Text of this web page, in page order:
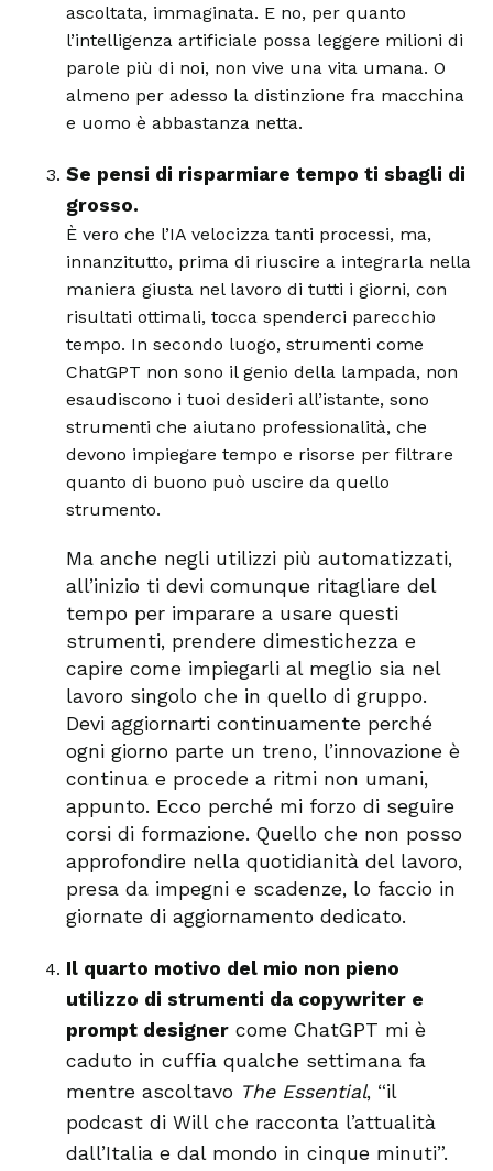
ascoltata, immaginata. E no, per quanto
l’intelligenza artificiale possa leggere milioni di
parole più di noi, non vive una vita umana. O
almeno per adesso la distinzione fra macchina
e uomo è abbastanza netta.
Se pensi di risparmiare tempo ti sbagli di
grosso.
È vero che l’IA velocizza tanti processi, ma,
innanzitutto, prima di riuscire a integrarla nella
maniera giusta nel lavoro di tutti i giorni, con
risultati ottimali, tocca spenderci parecchio
tempo. In secondo luogo, strumenti come
ChatGPT non sono il genio della lampada, non
esaudiscono i tuoi desideri all’istante, sono
strumenti che aiutano professionalità, che
devono impiegare tempo e risorse per filtrare
quanto di buono può uscire da quello
strumento.
Ma anche negli utilizzi più automatizzati,
all’inizio ti devi comunque ritagliare del
tempo per imparare a usare questi
strumenti, prendere dimestichezza e
capire come impiegarli al meglio sia nel
lavoro singolo che in quello di gruppo.
Devi aggiornarti continuamente perché
ogni giorno parte un treno, l’innovazione è
continua e procede a ritmi non umani,
appunto. Ecco perché mi forzo di seguire
corsi di formazione. Quello che non posso
approfondire nella quotidianità del lavoro,
presa da impegni e scadenze, lo faccio in
giornate di aggiornamento dedicato.
Il quarto motivo del mio non pieno
utilizzo di strumenti da copywriter e
prompt designer come ChatGPT mi è
caduto in cuffia qualche settimana fa
mentre ascoltavo The Essential, “il
podcast di Will che racconta l’attualità
dall’Italia e dal mondo in cinque minuti”.